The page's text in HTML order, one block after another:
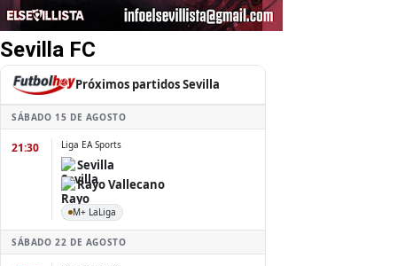
Sevilla FC